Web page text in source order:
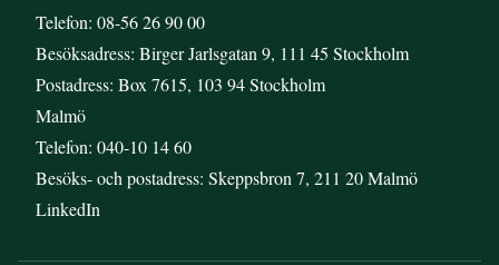
Telefon: 08-56 26 90 00
Besöksadress: Birger Jarlsgatan 9, 111 45 Stockholm
Postadress: Box 7615, 103 94 Stockholm
Malmö
Telefon: 040-10 14 60
Besöks- och postadress: Skeppsbron 7, 211 20 Malmö
LinkedIn